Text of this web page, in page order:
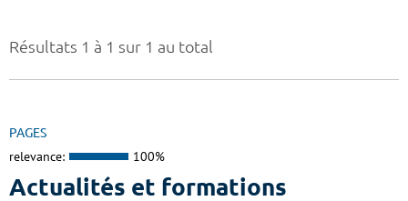
Résultats 1 à 1 sur 1 au total
PAGES
relevance: 100%
Actualités et formations